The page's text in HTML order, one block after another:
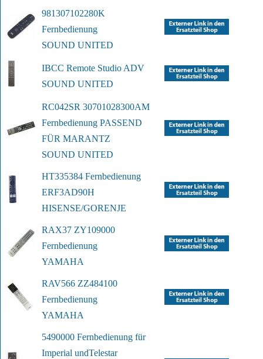
981307102280K
Fernbedienung
SOUND UNITED
IBCC Remote Studio ADV
SOUND UNITED
RC042SR 30701028300AM
Fernbedienung PASSEND
FÜR MARANTZ
SOUND UNITED
HT335384 Fernbedienung
ERF3AD90H
HISENSE/GORENJE
RAX37 ZY109000
Fernbedienung
YAMAHA
RAV566 ZZ484100
Fernbedienung
YAMAHA
5490000 Fernbedienung für
Imperial undTelestar